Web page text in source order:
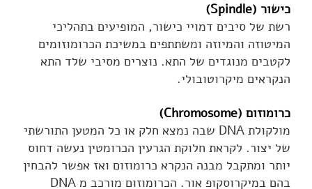
כישור (Spindle)
רשת של סיבים דמויי כישור, המופיעים בתהליכי
המיטוזה והמיוזה ומשתתפים במשיכת הכרומוזומים
לקטבים מנוגדים של התא. נוצרים מסיבי שלד התא
הנקראים מיקרוטובולי.
כרומוזום (Chromosome)
מולקולת DNA שבה נמצא חלק או כל המטען התורשתי
של יצור. לקראת חלוקת הגרעין הכרומטין נעשה דחוס
יותר ומתקבל מבנה הנקרא כרומוזום ואז אפשר להבחין
בהם במיקרוסקופ אור. הכרומוזום מורכב מ DNA